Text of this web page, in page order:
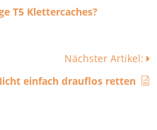
T5 Klettercaches?
Nächster Artikel:
einfach drauflos retten